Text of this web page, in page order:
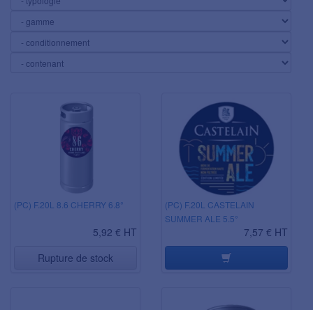
(PC) F.20L 8.6 CHERRY 6.8°
5,92 € HT
Rupture de stock
(PC) F.20L CASTELAIN
SUMMER ALE 5.5°
7,57 € HT